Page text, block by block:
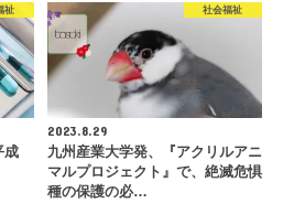
祉
成
社会福祉
2023.8.29
九州産業大学発、『アクリルアニ
マルプロジェクト』で、絶滅危惧
種の保護の必…